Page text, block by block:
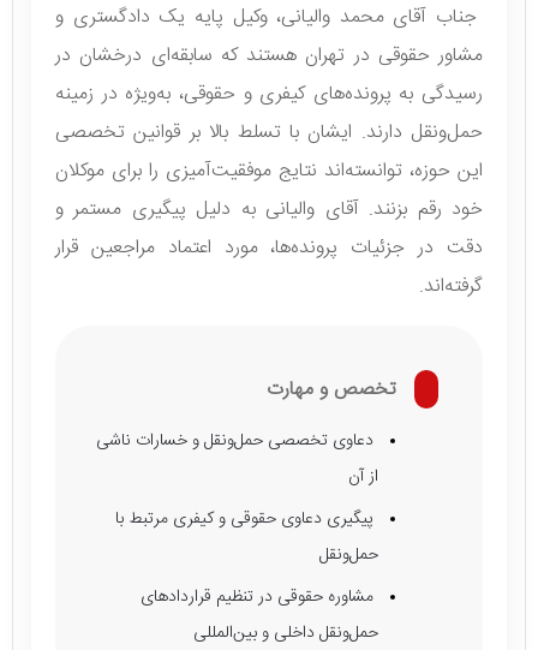
جناب آقای محمد والیانی، وکیل پایه یک دادگستری و
مشاور حقوقی در تهران هستند که سابقه‌ای درخشان در
رسیدگی به پرونده‌های کیفری و حقوقی، به‌ویژه در زمینه
حمل‌ونقل دارند. ایشان با تسلط بالا بر قوانین تخصصی
این حوزه، توانسته‌اند نتایج موفقیت‌آمیزی را برای موکلان
خود رقم بزنند. آقای والیانی به دلیل پیگیری مستمر و
دقت در جزئیات پرونده‌ها، مورد اعتماد مراجعین قرار
گرفته‌اند.
تخصص و مهارت
دعاوی تخصصی حمل‌ونقل و خسارات ناشی
از آن
پیگیری دعاوی حقوقی و کیفری مرتبط با
حمل‌ونقل
مشاوره حقوقی در تنظیم قراردادهای
حمل‌ونقل داخلی و بین‌المللی